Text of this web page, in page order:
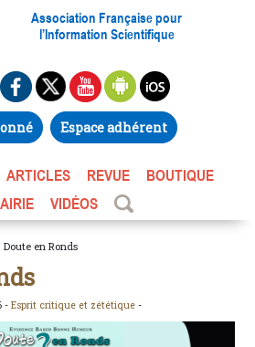
Association Française pour
l’Information Scientifique
Espace adhérent
ARTICLES REVUE
BOUTIQUE
VIDÉOS
Doute en Ronds
-Esprit critique et zététique -